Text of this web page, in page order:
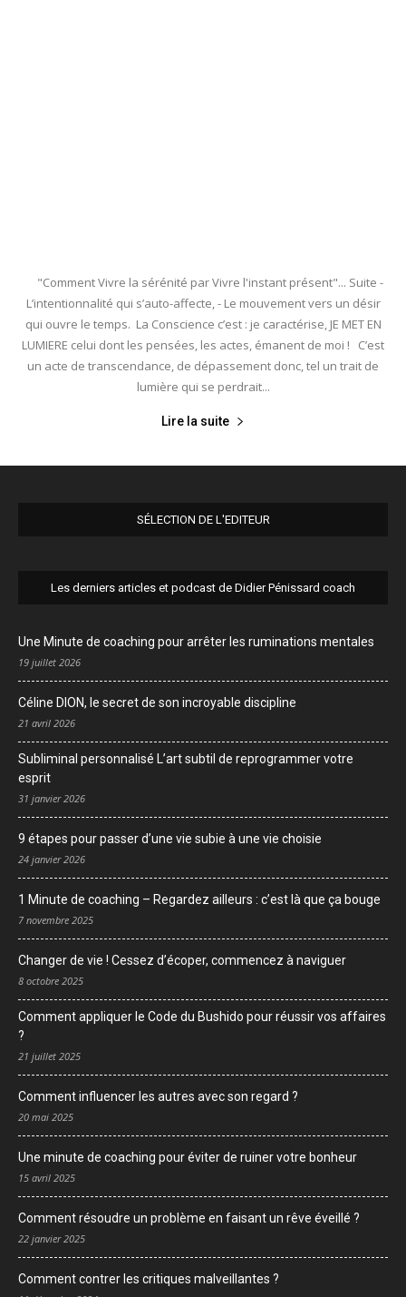
"Comment Vivre la sérénité par Vivre l'instant présent"... Suite -
L’intentionnalité qui s’auto-affecte, - Le mouvement vers un désir
qui ouvre le temps. La Conscience c’est : je caractérise, JE MET EN
LUMIERE celui dont les pensées, les actes, émanent de moi ! C’est
un acte de transcendance, de dépassement donc, tel un trait de
lumière qui se perdrait...
Lire la suite
SÉLECTION DE L'EDITEUR
Les derniers articles et podcast de Didier Pénissard coach
Une Minute de coaching pour arrêter les ruminations mentales
19 juillet 2026
Céline DION, le secret de son incroyable discipline
21 avril 2026
Subliminal personnalisé L’art subtil de reprogrammer votre
esprit
31 janvier 2026
9 étapes pour passer d’une vie subie à une vie choisie
24 janvier 2026
1 Minute de coaching – Regardez ailleurs : c’est là que ça bouge
7 novembre 2025
Changer de vie ! Cessez d’écoper, commencez à naviguer
8 octobre 2025
Comment appliquer le Code du Bushido pour réussir vos affaires
?
21 juillet 2025
Comment influencer les autres avec son regard ?
20 mai 2025
Une minute de coaching pour éviter de ruiner votre bonheur
15 avril 2025
Comment résoudre un problème en faisant un rêve éveillé ?
22 janvier 2025
Comment contrer les critiques malveillantes ?